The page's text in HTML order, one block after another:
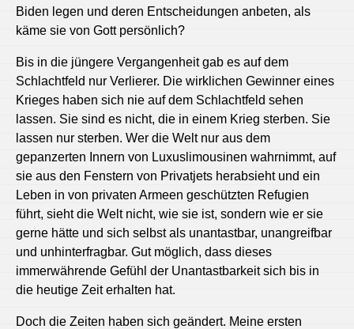
Biden legen und deren Entscheidungen anbeten, als
käme sie von Gott persönlich?
Bis in die jüngere Vergangenheit gab es auf dem
Schlachtfeld nur Verlierer. Die wirklichen Gewinner eines
Krieges haben sich nie auf dem Schlachtfeld sehen
lassen. Sie sind es nicht, die in einem Krieg sterben. Sie
lassen nur sterben. Wer die Welt nur aus dem
gepanzerten Innern von Luxuslimousinen wahrnimmt, auf
sie aus den Fenstern von Privatjets herabsieht und ein
Leben in von privaten Armeen geschützten Refugien
führt, sieht die Welt nicht, wie sie ist, sondern wie er sie
gerne hätte und sich selbst als unantastbar, unangreifbar
und unhinterfragbar. Gut möglich, dass dieses
immerwährende Gefühl der Unantastbarkeit sich bis in
die heutige Zeit erhalten hat.
Doch die Zeiten haben sich geändert. Meine ersten